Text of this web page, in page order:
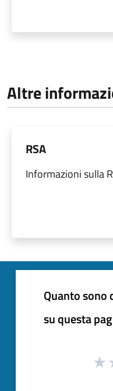
Altre
RSA
Informazioni sulla
Quanto sono
su questa